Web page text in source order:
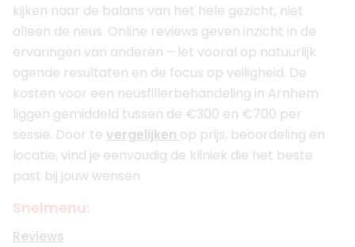
kijken naar de balans van het hele gezicht, niet
alleen de neus. Online reviews geven inzicht in de
ervaringen van anderen – let vooral op natuurlijk
ogende resultaten en de focus op veiligheid. De
kosten voor een neusfillerbehandeling in Arnhem
liggen gemiddeld tussen de €300 en €700 per
sessie. Door te vergelijken op prijs, beoordeling en
locatie, vind je eenvoudig de kliniek die het beste
past bij jouw wensen.
Snelmenu:
Reviews